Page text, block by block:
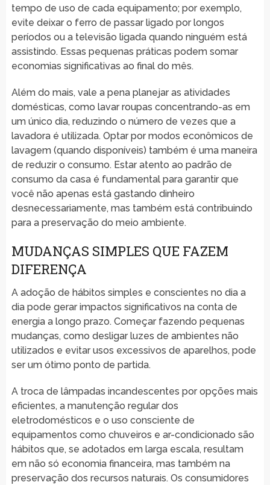
tempo de uso de cada equipamento; por exemplo,
evite deixar o ferro de passar ligado por longos
períodos ou a televisão ligada quando ninguém está
assistindo. Essas pequenas práticas podem somar
economias significativas ao final do mês.
Além do mais, vale a pena planejar as atividades
domésticas, como lavar roupas concentrando-as em
um único dia, reduzindo o número de vezes que a
lavadora é utilizada. Optar por modos econômicos de
lavagem (quando disponíveis) também é uma maneira
de reduzir o consumo. Estar atento ao padrão de
consumo da casa é fundamental para garantir que
você não apenas está gastando dinheiro
desnecessariamente, mas também está contribuindo
para a preservação do meio ambiente.
MUDANÇAS SIMPLES QUE FAZEM
DIFERENÇA
A adoção de hábitos simples e conscientes no dia a
dia pode gerar impactos significativos na conta de
energia a longo prazo. Começar fazendo pequenas
mudanças, como desligar luzes de ambientes não
utilizados e evitar usos excessivos de aparelhos, pode
ser um ótimo ponto de partida.
A troca de lâmpadas incandescentes por opções mais
eficientes, a manutenção regular dos
eletrodomésticos e o uso consciente de
equipamentos como chuveiros e ar-condicionado são
hábitos que, se adotados em larga escala, resultam
em não só economia financeira, mas também na
preservação dos recursos naturais. Os consumidores